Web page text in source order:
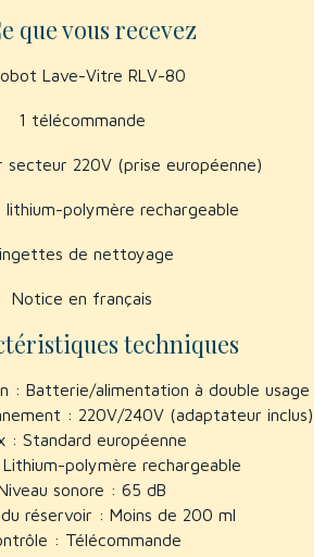
que vous recevez
Lave-Vitre RLV-80
1 télécommande
secteur 220V (prise européenne)
lithium-polymère rechargeable
de nettoyage
Notice en français
techniques
: Batterie/alimentation à double usage
: 220V/240V (adaptateur inclus)
: Standard européenne
polymère rechargeable
sonore : 65 dB
réservoir : Moins de 200 ml
: Télécommande